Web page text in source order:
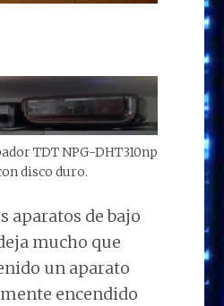
TDT NPG-DHT310np
disco duro.
aparatos de bajo
mucho que
un aparato
encendido